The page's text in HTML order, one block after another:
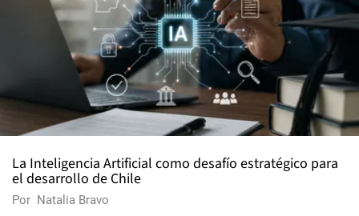
La Inteligencia Artificial como desafío estratégico para
el desarrollo de Chile
Por Natalia Bravo